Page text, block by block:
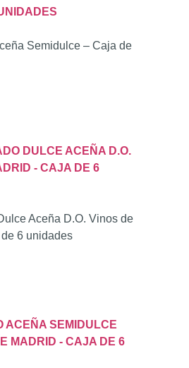
Semidulce – Caja de
Aceña D.O. Vinos de
6 unidades